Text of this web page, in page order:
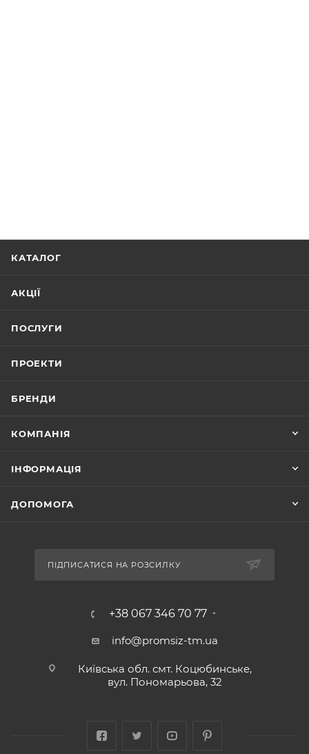
КАТАЛОГ
АКЦІЇ
ПОСЛУГИ
ПРОЕКТИ
БРЕНДИ
КОМПАНІЯ
ІНФОРМАЦІЯ
ДОПОМОГА
ПІДПИСАТИСЯ НА РОЗСИЛКУ
+38 067 346 70 77
info@promsiz-tm.ua
Київська обл. смт. Коцюбинське,
вул. Пономарьова, 32